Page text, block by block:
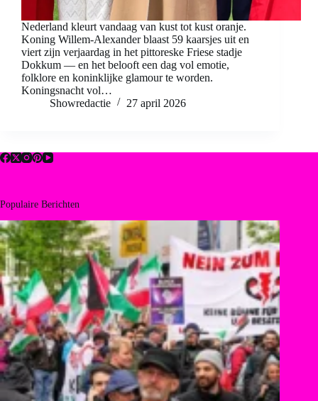
Nederland kleurt vandaag van kust tot kust oranje.
Koning Willem-Alexander blaast 59 kaarsjes uit en
viert zijn verjaardag in het pittoreske Friese stadje
Dokkum — en het belooft een dag vol emotie,
folklore en koninklijke glamour te worden.
Koningsnacht vol…
Showredactie
27 april 2026
Populaire Berichten